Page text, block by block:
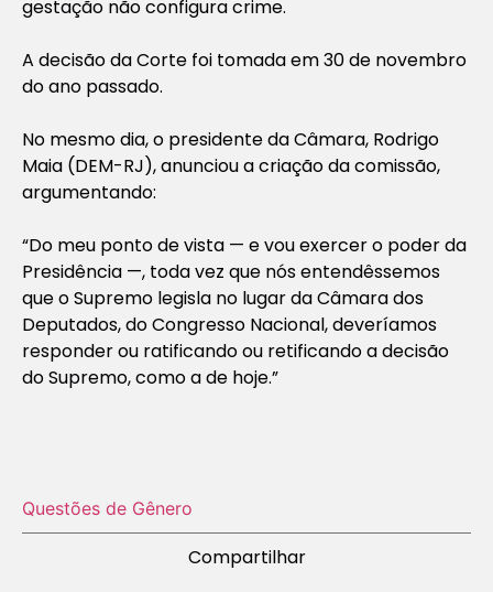
gestação não configura crime.
A decisão da Corte foi tomada em 30 de novembro
do ano passado.
No mesmo dia, o presidente da Câmara, Rodrigo
Maia (DEM-RJ), anunciou a criação da comissão,
argumentando:
“Do meu ponto de vista — e vou exercer o poder da
Presidência —, toda vez que nós entendêssemos
que o Supremo legisla no lugar da Câmara dos
Deputados, do Congresso Nacional, deveríamos
responder ou ratificando ou retificando a decisão
do Supremo, como a de hoje.”
Questões de Gênero
Compartilhar